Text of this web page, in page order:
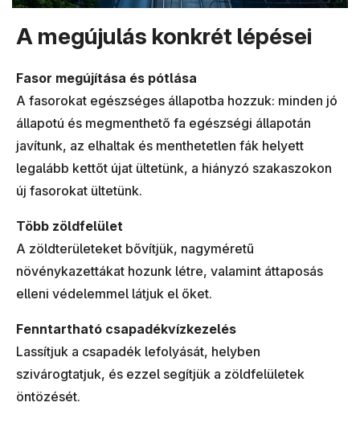
A megújulás konkrét lépései
Fasor megújítása és pótlása
A fasorokat egészséges állapotba hozzuk: minden jó
állapotú és megmenthető fa egészségi állapotán
javítunk, az elhaltak és menthetetlen fák helyett
legalább kettőt újat ültetünk, a hiányzó szakaszokon
új fasorokat ültetünk.
Több zöldfelület
A zöldterületeket bővítjük, nagyméretű
növénykazettákat hozunk létre, valamint áttaposás
elleni védelemmel látjuk el őket.
Fenntartható csapadékvízkezelés
Lassítjuk a csapadék lefolyását, helyben
szivárogtatjuk, és ezzel segítjük a zöldfelületek
öntözését.